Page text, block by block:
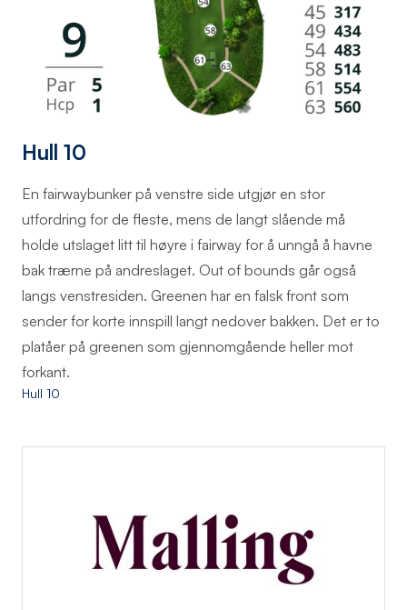
Hull 10
En fairwaybunker på venstre side utgjør en stor
utfordring for de fleste, mens de langt slående må
holde utslaget litt til høyre i fairway for å unngå å havne
bak trærne på andreslaget. Out of bounds går også
langs venstresiden. Greenen har en falsk front som
sender for korte innspill langt nedover bakken. Det er to
platåer på greenen som gjennomgående heller mot
forkant.
Hull 10